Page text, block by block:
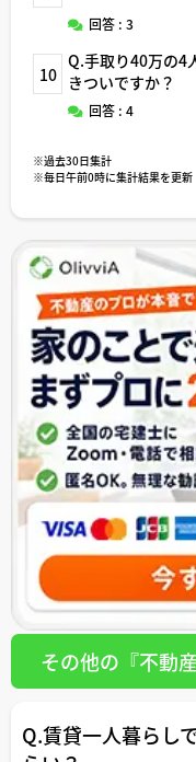
回答 : 3
10
Q.手取り40万の4
きついですか？
回答 : 4
※過去30日集計
※毎日午前0時に集計結果を更新
その他の『不動
Q.賃貸一人暮らし